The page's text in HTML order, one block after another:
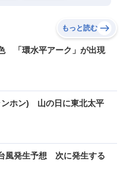
もっと読む
「環水平アーク」が出現
ンホン) 山の日に東北太平
風発生予想 次に発生する